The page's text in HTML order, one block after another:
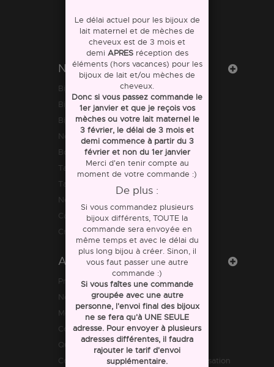
Notre site
Bijoux lait maternel
Bijoux mèches de cheveux
Bijoux personnalisables
Nos amis les animaux
Bolas de grossesse
Tapis d'évolution
Tapis d'évolution
Nouvelle collection
Cartes cadeaux
Créoles personnalisables
Aide
Promotions
Nouveaux produits
Meilleures ventes
Contactez-nous
Qui sommes nous ?
Conditions générales de vente et d'utilisation
Le délai actuel pour les bijoux de
lait maternel et de mèches de
cheveux est de 3 mois et
demi APRESréception des
éléments (hors vacances) pour les
bijoux de lait et/ou mèches de
cheveux.
Donc si vous passez commande le
1er janvier et que je reçois vos
mèches ou votre lait maternel le
3 février, le délai de 3 mois et
demi commence à partir du 3
février et non du 1er janvier
Merci d'en tenir compte au
moment de votre commande :)
De plus :
Si vous commandez plusieurs
bijoux différents, TOUTE la
commande sera envoyée en
même temps et avec le délai du
plus long bijou à créer. Sinon, il
vous faut passer une autre
commande :)
Si vous faîtes une commande
groupée avec une autre
personne, l'envoi final des bijoux
ne se fera qu'à UNE SEULE
adresse. Pour envoyer à plusieurs
adresses différentes, il faudra
rajouter le tarif d'envoi
supplémentaire.